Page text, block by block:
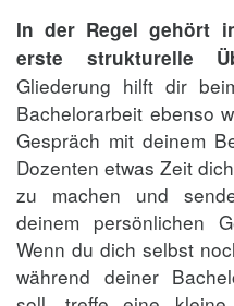
In der Regel gehört
erste strukturelle
Gliederung hilft dir
Bachelorarbeit ebenso
Gespräch mit deinem
Dozenten etwas Zeit
zu machen und
deinem persönlichen
Wenn du dich selbst
während deiner